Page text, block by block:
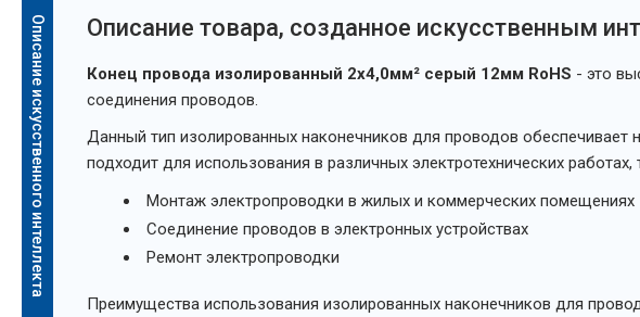
Описание искусственного интеллекта
Oписание товара, созданное искусственным
Конец провода изолированный 2x4,0мм² серый 12мм RoHS - это
соединения проводов.
Данный тип изолированных наконечников для проводов
подходит для использования в различных электротехнических работах,
Монтаж электропроводки в жилых и коммерческих помещениях
Соединение проводов в электронных устройствах
Ремонт электропроводки
Преимущества использования изолированных наконечников для